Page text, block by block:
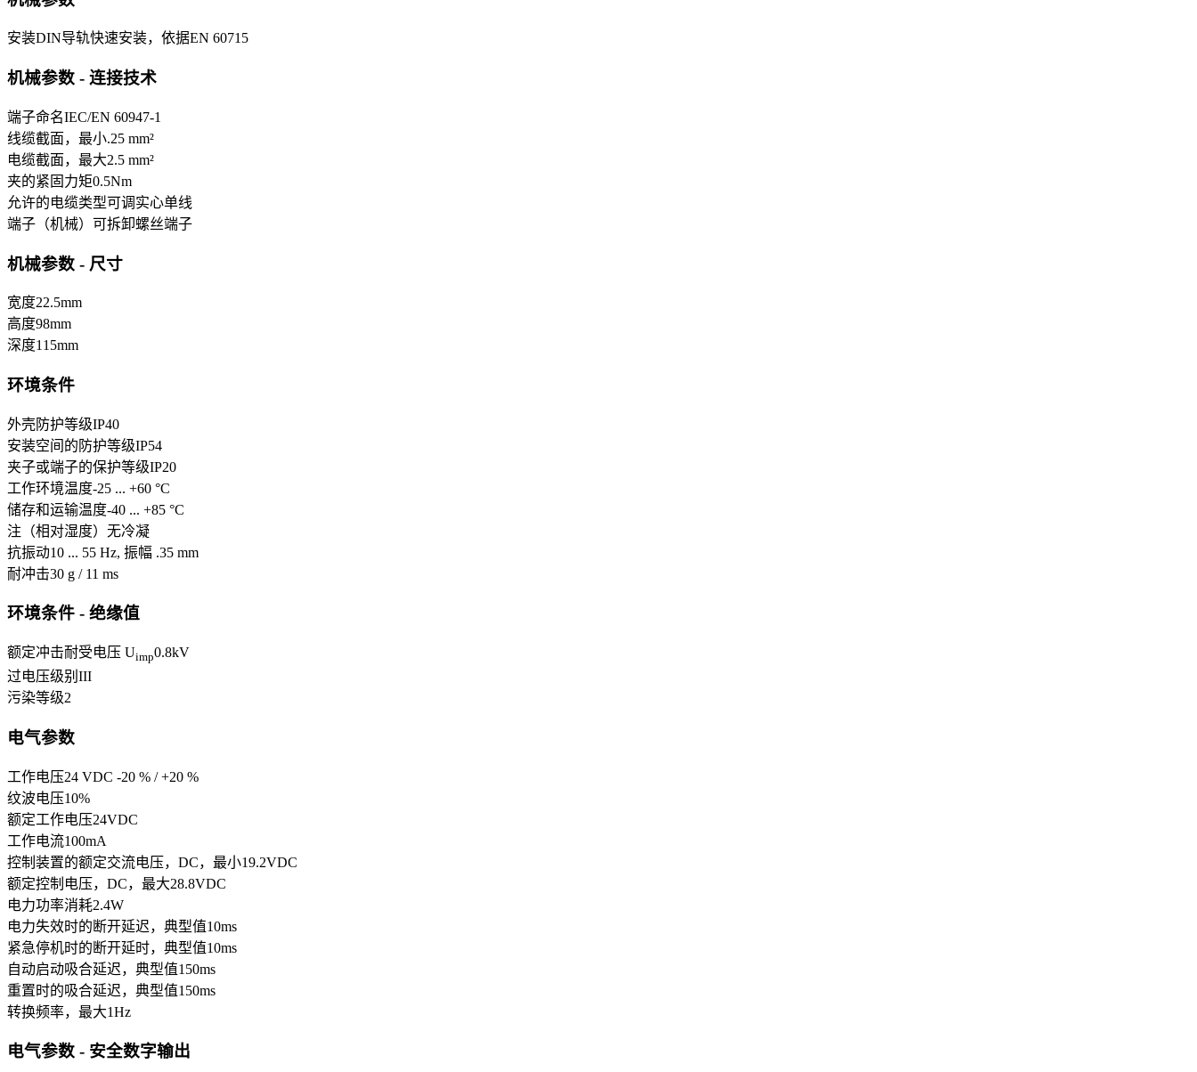
安装DIN导轨快速安装，依据EN 60715
机械参数 - 连接技术
端子命名IEC/EN 60947-1
线缆截面，最小.25 mm²
电缆截面，最大2.5 mm²
夹的紧固力矩0.5Nm
允许的电缆类型可调 实心单线
端子（机械） 可拆卸螺丝端子
机械参数 - 尺寸
宽度22.5mm
高度98mm
深度115mm
环境条件
外壳防护等级IP40
安装空间的防护等级IP54
夹子或端子的保护等级IP20
工作环境温度-25 ... +60 °C
储存和运输温度-40 ... +85 °C
注（相对湿度） 无冷凝
抗振动10 ... 55 Hz, 振幅 .35 mm
耐冲击30 g / 11 ms
环境条件 - 绝缘值
额定冲击耐受电压 Uimp0.8kV
过电压级别 III
污染等级2
电气参数
工作电压24 VDC -20 % / +20 %
纹波电压10%
额定工作电压24VDC
工作电流100mA
控制装置的额定交流电压，DC，最小19.2VDC
额定控制电压，DC，最大28.8VDC
电力功率消耗2.4W
电力失效时的断开延迟，典型值10ms
紧急停机时的断开延时，典型值10ms
自动启动吸合延迟，典型值150ms
重置时的吸合延迟，典型值150ms
转换频率，最大1Hz
电气参数 - 安全数字输出